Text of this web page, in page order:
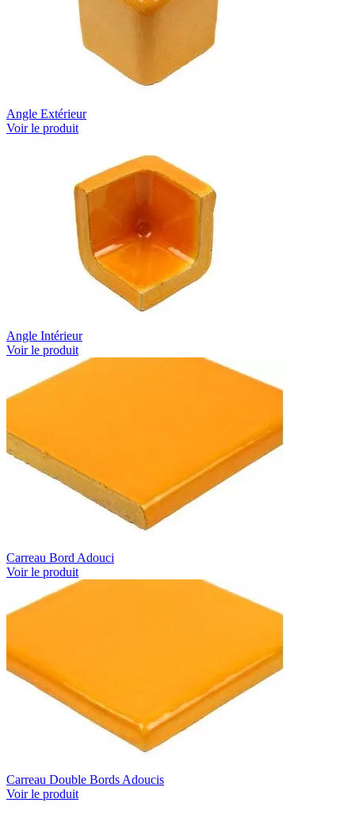
Angle Extérieur
Voir le produit
Angle Intérieur
Voir le produit
Carreau Bord Adouci
Voir le produit
Carreau Double Bords Adoucis
Voir le produit